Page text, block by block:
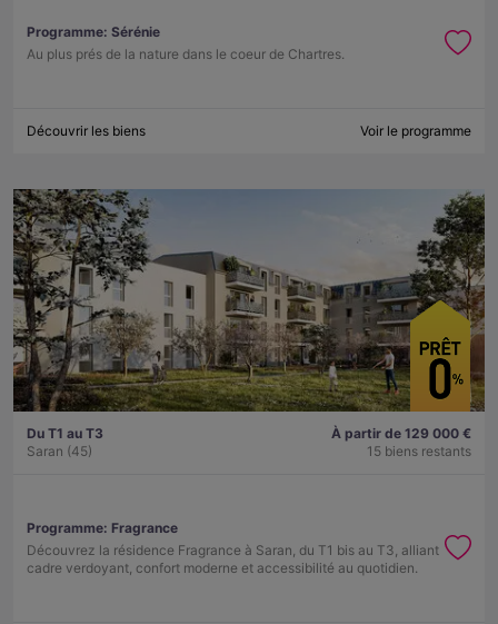
Programme: Sérénie
Au plus prés de la nature dans le coeur de Chartres.
Découvrir les biens Voir le programme
Du T1 au T3
Saran (45)
À partir de 129 000 €
15 biens restants
Programme: Fragrance
Découvrez la résidence Fragrance à Saran, du T1 bis au T3, alliant
cadre verdoyant, confort moderne et accessibilité au quotidien.